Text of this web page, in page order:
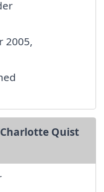
2005,
Quist